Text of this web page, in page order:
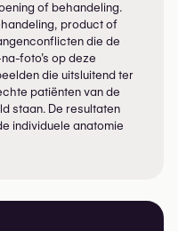
of behandeling.
product of
die de
foto’s op deze
die uitsluitend ter
patiënten van de
staan. De resultaten
individuele anatomie